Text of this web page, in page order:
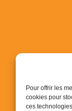
Pour offrir les
cookies pour
ces